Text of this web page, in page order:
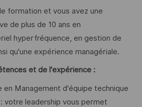
formation et vous avez une
de plus de 10 ans en
hyperfréquence, en gestion de
qu'une expérience managériale.
et de l'expérience :
en Management d'équipe technique
votre leadership vous permet